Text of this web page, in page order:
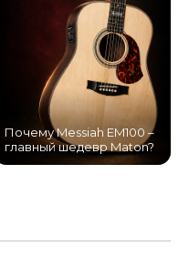
Почему Messiah EM100 –
главный шедевр Maton?